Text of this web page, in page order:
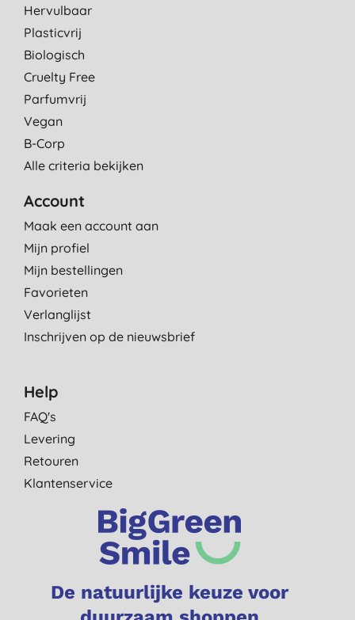
Hervulbaar
Plasticvrij
Biologisch
Cruelty Free
Parfumvrij
Vegan
B-Corp
Alle criteria bekijken
Account
Maak een account aan
Mijn profiel
Mijn bestellingen
Favorieten
Verlanglijst
Inschrijven op de nieuwsbrief
Help
FAQ's
Levering
Retouren
Klantenservice
De natuurlijke keuze voor